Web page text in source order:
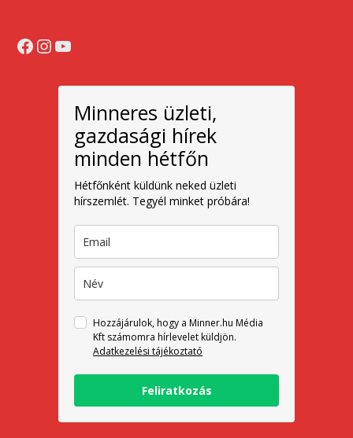
Facebook
Instagram
YouTube
Minneres üzleti,
gazdasági hírek
minden hétfőn
Hétfőnként küldünk neked üzleti
hírszemlét. Tegyél minket próbára!
Hozzájárulok, hogy a Minner.hu Média
Kft számomra hírlevelet küldjön.
Adatkezelési tájékoztató
Feliratkozás